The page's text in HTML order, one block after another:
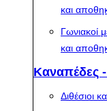
και
Γωνιακοί
και
Καναπέδες
Διθέσιοι